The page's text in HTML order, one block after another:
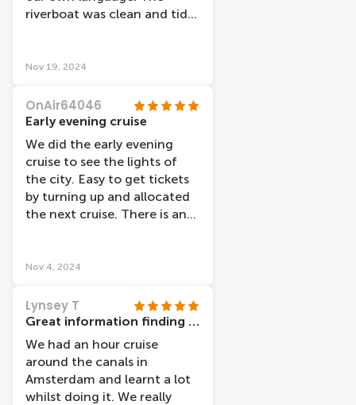
riverboat was clean and tidy,
some beautiful pictures!! A
tourist holiday!!
Nov 19, 2024
OnAir64046
Early evening cruise
We did the early evening
cruise to see the lights of
the city. Easy to get tickets
by turning up and allocated
the next cruise. There is an
outside and watch the views.
interesting and pretty.
Nov 4, 2024
Lynsey T
Great information finding cruise
We had an hour cruise
around the canals in
Amsterdam and learnt a lot
whilst doing it. We really